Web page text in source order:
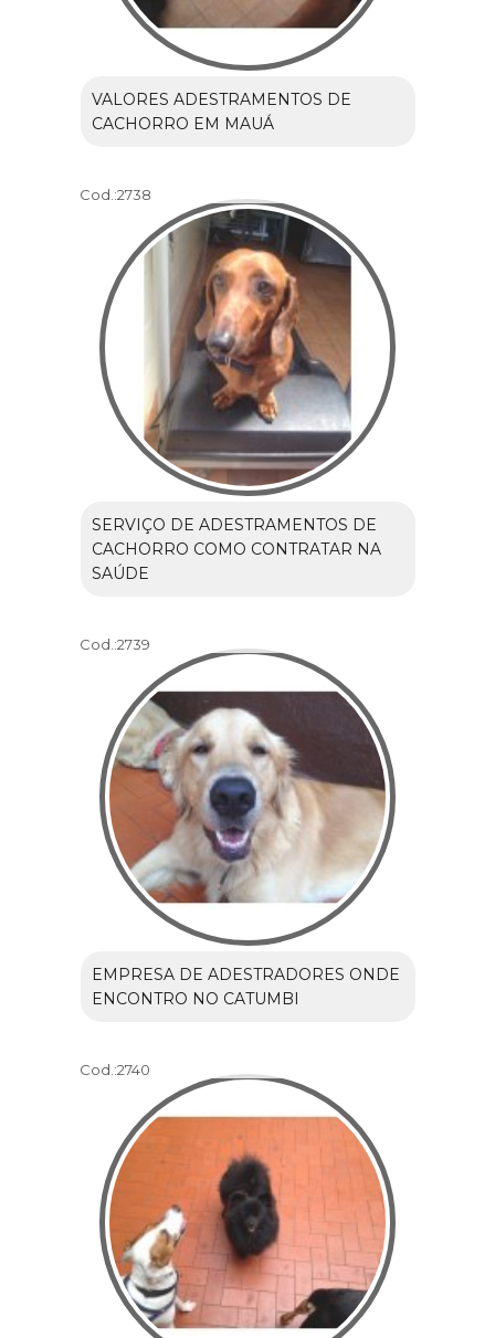
VALORES ADESTRAMENTOS DE
CACHORRO EM MAUÁ
Cod.:2738
SERVIÇO DE ADESTRAMENTOS DE
CACHORRO COMO CONTRATAR NA
SAÚDE
Cod.:2739
EMPRESA DE ADESTRADORES ONDE
ENCONTRO NO CATUMBI
Cod.:2740